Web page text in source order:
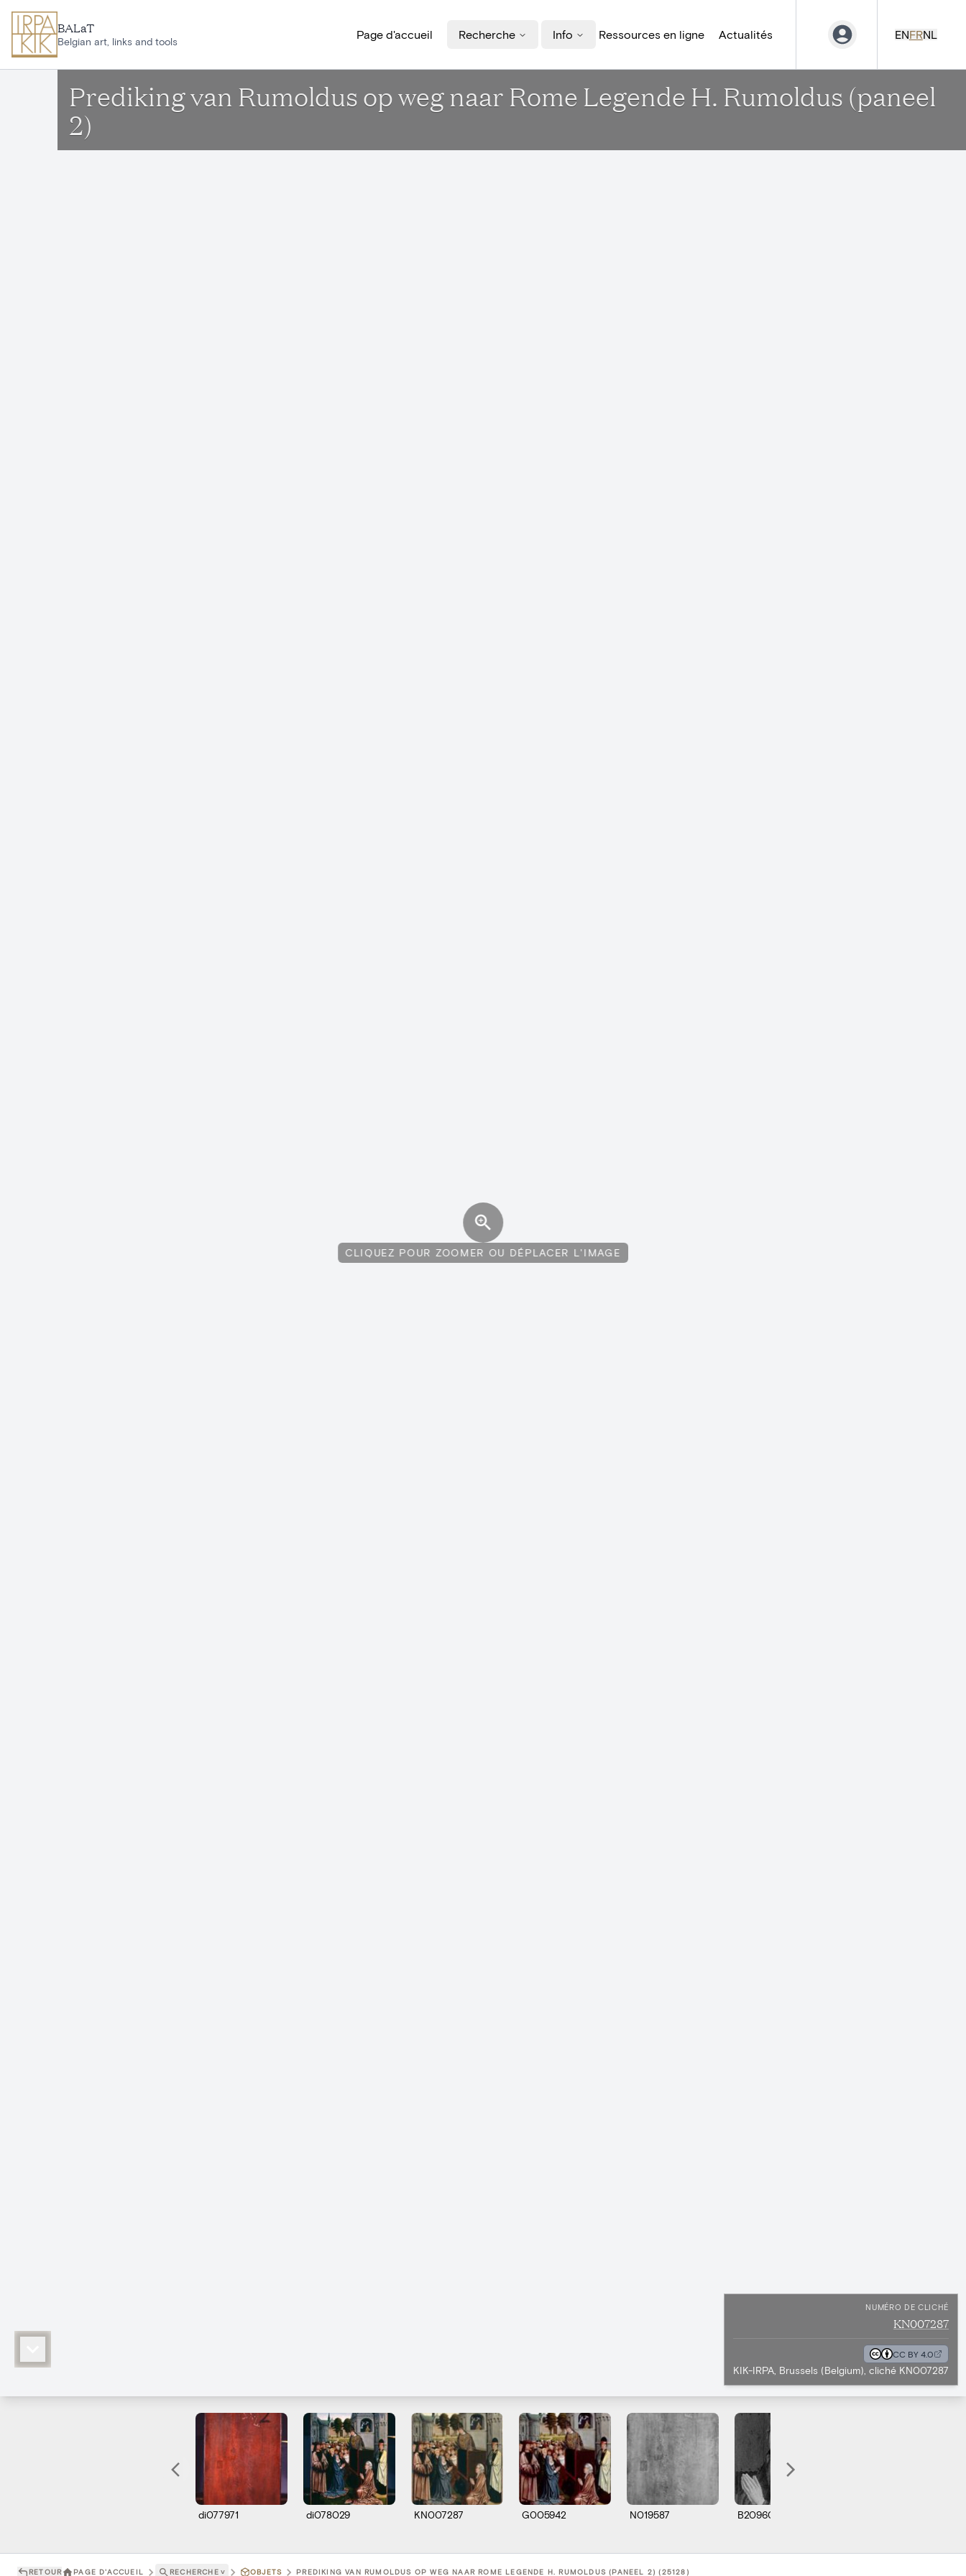
BALaT
Belgian art, links and tools
Page d'accueil Recherche Info Ressources en ligne Actualités ENFRNL
Prediking van Rumoldus op weg naar Rome Legende H. Rumoldus (paneel
2)
CLIQUEZ POUR ZOOMER OU DÉPLACER L'IMAGE
NUMÉRO DE CLICHÉ
KN007287
CC BY 4.0
KIK-IRPA, Brussels (Belgium), cliché KN007287
di077971 di078029 KN007287 G005942 N019587 B209606
RETOUR PAGE D'ACCUEIL RECHERCHE ˅ OBJETS PREDIKING VAN RUMOLDUS OP WEG NAAR ROME LEGENDE H. RUMOLDUS (PANEEL 2) (25128)